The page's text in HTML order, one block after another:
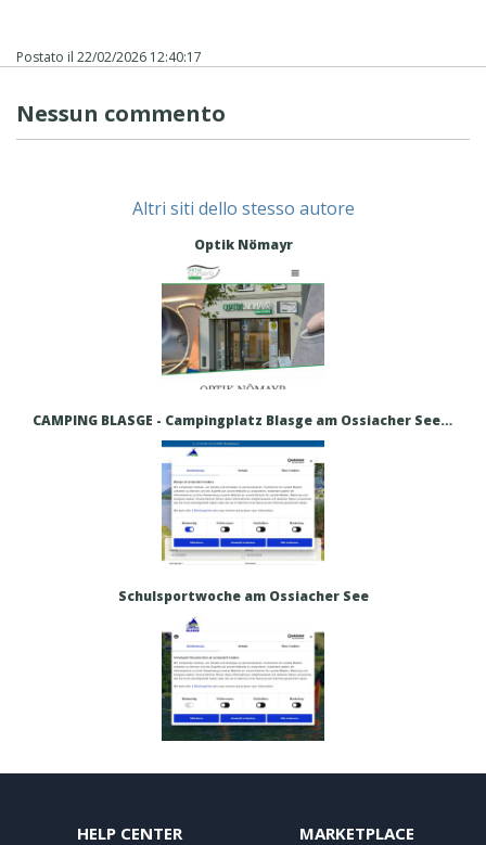
Postato il 22/02/2026 12:40:17
Nessun commento
Altri siti dello stesso autore
Optik Nömayr
CAMPING BLASGE - Campingplatz Blasge am Ossiacher See – Urlaub direkt am Ossiacher See
Schulsportwoche am Ossiacher See
HELP CENTER MARKETPLACE